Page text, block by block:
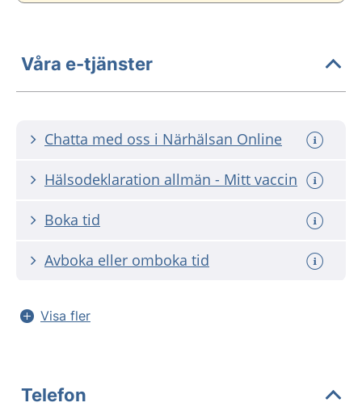
Våra e-tjänster
Chatta med oss i Närhälsan Online
Hälsodeklaration allmän - Mitt vaccin
Boka tid
Avboka eller omboka tid
Visa fler
Telefon